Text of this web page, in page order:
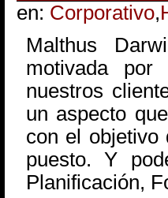
en: Corporativo,
Malthus
motivada
nuestros
un aspecto
con el objetivo
puesto. Y
Planificación,